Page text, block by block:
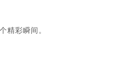
精彩瞬间。